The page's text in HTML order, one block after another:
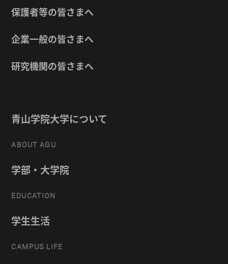
保護者等の皆さまへ
企業一般の皆さまへ
研究機関の皆さまへ
青山学院大学について
ABOUT AGU
学部・大学院
EDUCATION
学生生活
CAMPUS LIFE